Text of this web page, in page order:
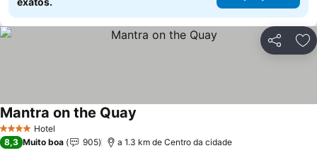
Partilhar
4 EstrelasHotel
Mantra on the Quay
8,3 Muito boa 905 a 1.3 km de Centro da cidade